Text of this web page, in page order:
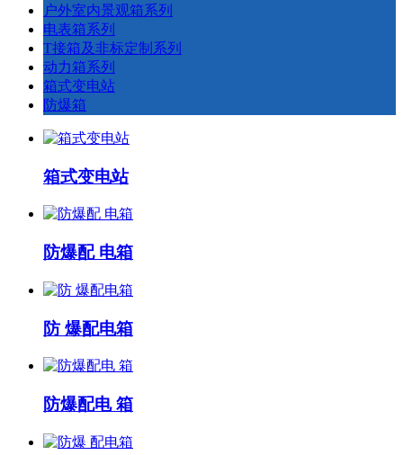
户外室内景观箱系列
电表箱系列
T接箱及非标定制系列
动力箱系列
箱式变电站
防爆箱
箱式变电站
防爆配 电箱
防 爆配电箱
防爆配电 箱